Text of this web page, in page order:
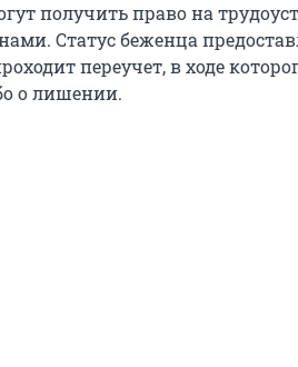
получить право на
Статус беженца
переучет, в ходе
о лишении.